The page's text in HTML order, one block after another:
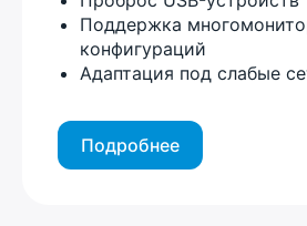
Поддержка
конфигураций
Адаптация под слабые
Подробнее